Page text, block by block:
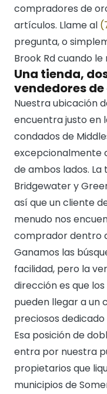
compradores de
artículos. Llame al
pregunta, o
Brook Rd cuando
Una tienda,
vendedores de
Nuestra ubicación
encuentra justo en
condados de
excepcionalmente
de ambos lados.
Bridgewater y
así que un cliente
menudo nos
comprador dentro
Ganamos las
facilidad, pero la
dirección es que
pueden llegar a un
preciosos dedicado
Esa posición de
entra por nuestra
propietarios que
municipios de